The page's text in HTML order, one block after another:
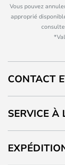
Vous pouvez
approprié
CONTACT
SERVICE À